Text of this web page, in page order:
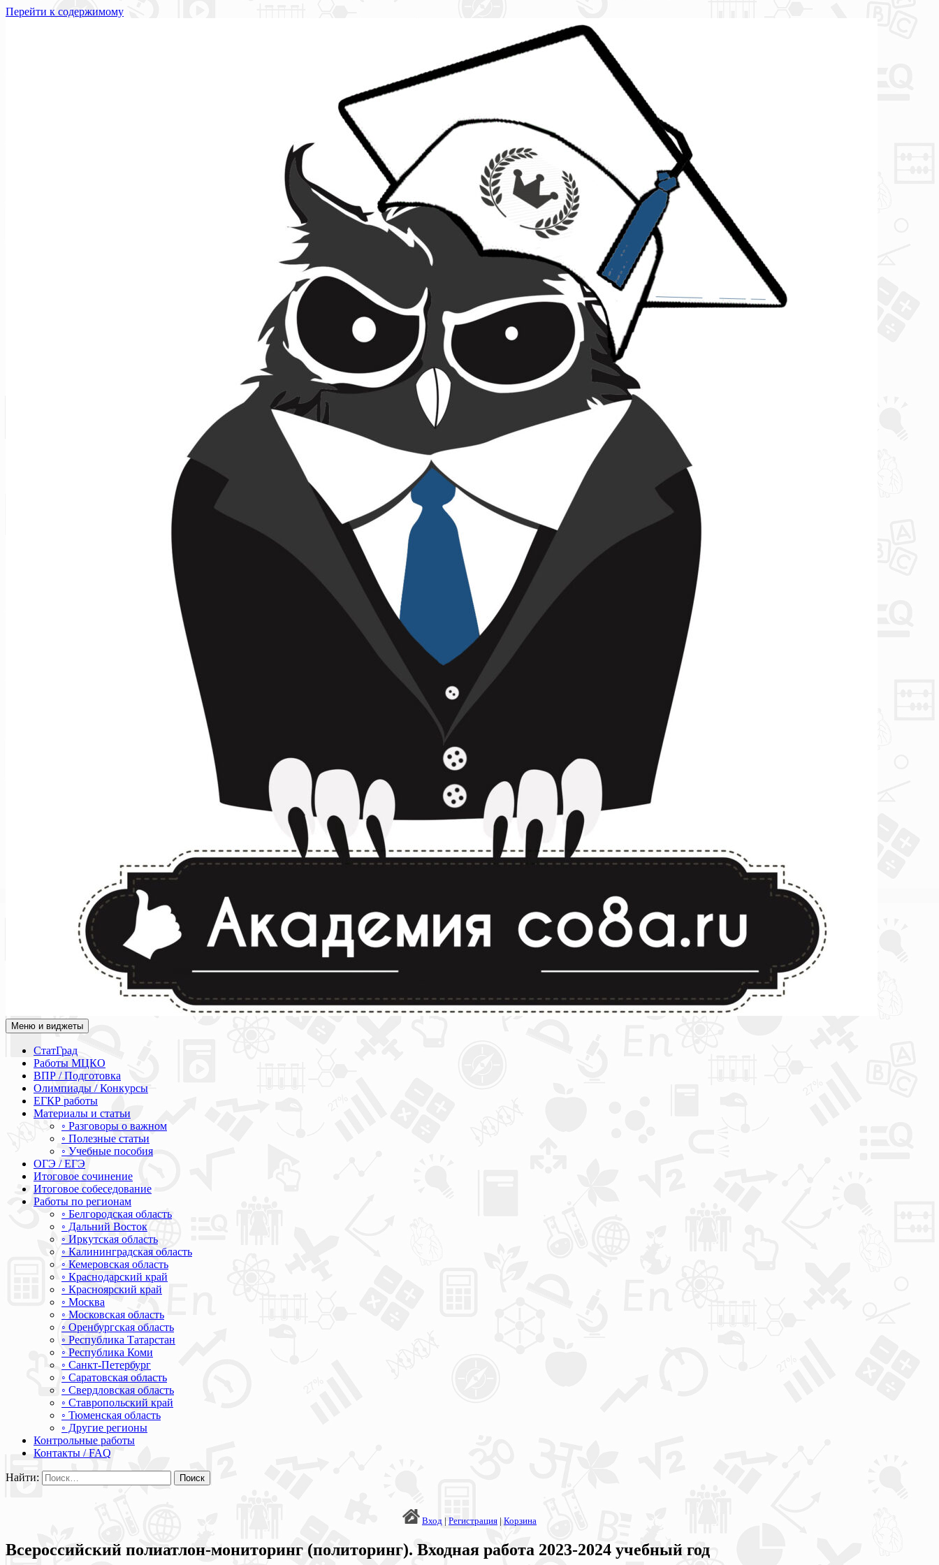
Перейти к содержимому
Академия СОВА
Подготовка к ЕГЭ, ОГЭ, ВПР, МЦКО, СтатГрад, КДР, ВОШ, олимпиады и конкурсы
Меню и виджеты
СтатГрад
Работы МЦКО
ВПР / Подготовка
Олимпиады / Конкурсы
ЕГКР работы
Материалы и статьи
◦ Разговоры о важном
◦ Полезные статьи
◦ Учебные пособия
ОГЭ / ЕГЭ
Итоговое сочинение
Итоговое собеседование
Работы по регионам
◦ Белгородская область
◦ Дальний Восток
◦ Иркутская область
◦ Калининградская область
◦ Кемеровская область
◦ Краснодарский край
◦ Красноярский край
◦ Москва
◦ Московская область
◦ Оренбургская область
◦ Республика Татарстан
◦ Республика Коми
◦ Санкт-Петербург
◦ Саратовская область
◦ Свердловская область
◦ Ставропольский край
◦ Тюменская область
◦ Другие регионы
Контрольные работы
Контакты / FAQ
Найти:
Вход | Регистрация | Корзина
Всероссийский полиатлон-мониторинг (политоринг). Входная работа 2023-2024 учебный год